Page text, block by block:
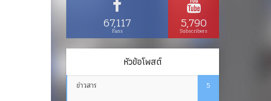
67,117
Fans 5,790
Subscribers
หัวข้อโพสต์
ข่าวสาร
5